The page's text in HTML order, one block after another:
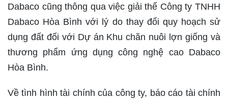
Dabaco cũng thông qua việc giải thể Công ty TNHH
Dabaco Hòa Bình với lý do thay đổi quy hoạch sử
dụng đất đối với Dự án Khu chăn nuôi lợn giống và
thương phẩm ứng dụng công nghệ cao Dabaco
Hòa Bình.
Về tình hình tài chính của công ty, báo cáo tài chính